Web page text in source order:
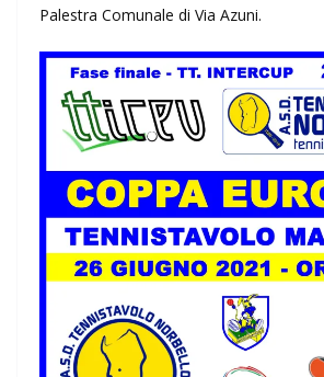
Palestra Comunale di Via Azuni.